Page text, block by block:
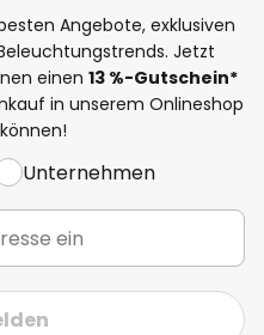
Angebote, exklusiven
Jetzt
einen 13 %-Gutschein*
in unserem Onlineshop
Unternehmen